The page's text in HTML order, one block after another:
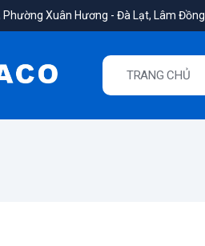
Phường Xuân Hương - Đà Lạt, Lâm Đồng
TRANG CHỦ